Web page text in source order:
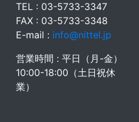
TEL : 03-5733-3347
FAX : 03-5733-3348
E-mail : info@nittel.jp
営業時間 : 平日（月-金）
10:00-18:00（土日祝休
業）